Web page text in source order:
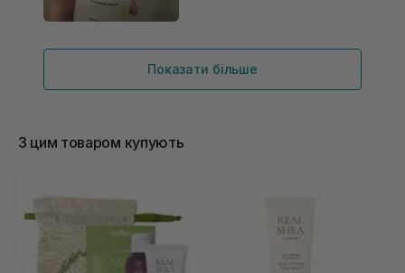
Показати більше
З цим товаром купують